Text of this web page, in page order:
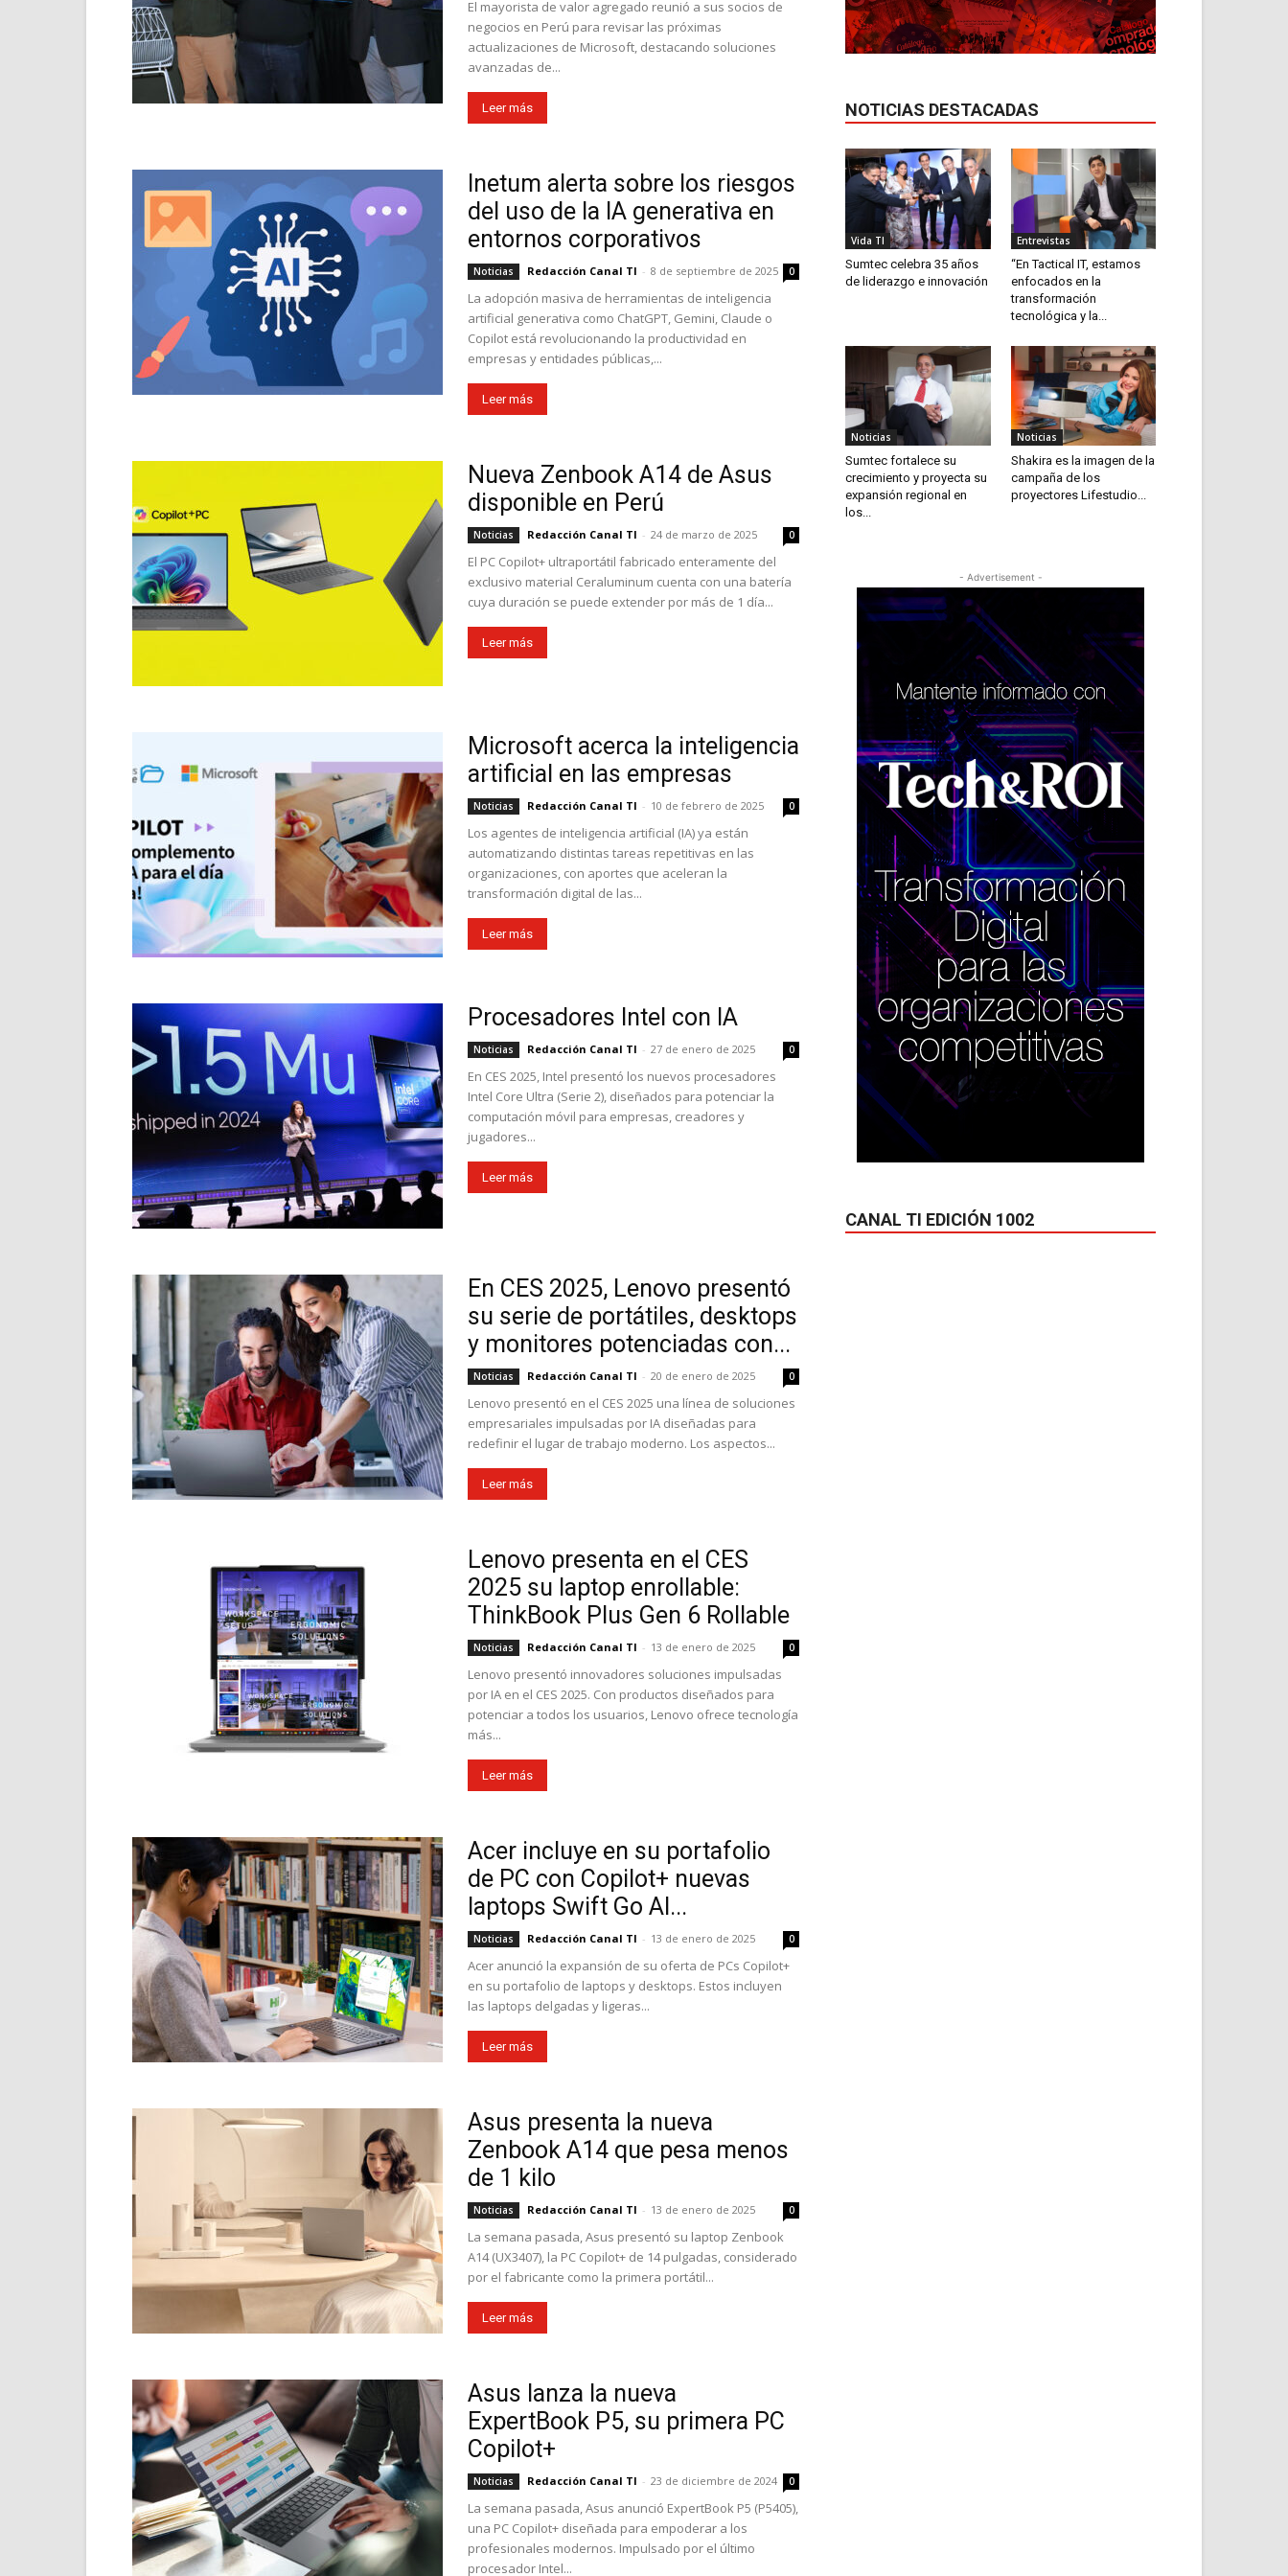
El mayorista de valor agregado reunió a sus socios de
negocios en Perú para revisar las próximas
actualizaciones de Microsoft, destacando soluciones
avanzadas de...
Leer más
Inetum alerta sobre los riesgos
del uso de la IA generativa en
entornos corporativos
Noticias Redacción Canal TI - 8 de septiembre de 2025 0
La adopción masiva de herramientas de inteligencia
artificial generativa como ChatGPT, Gemini, Claude o
Copilot está revolucionando la productividad en
empresas y entidades públicas,...
Leer más
Nueva Zenbook A14 de Asus
disponible en Perú
Noticias Redacción Canal TI - 24 de marzo de 2025 0
El PC Copilot+ ultraportátil fabricado enteramente del
exclusivo material Ceraluminum cuenta con una batería
cuya duración se puede extender por más de 1 día...
Leer más
Microsoft acerca la inteligencia
artificial en las empresas
Noticias Redacción Canal TI - 10 de febrero de 2025 0
Los agentes de inteligencia artificial (IA) ya están
automatizando distintas tareas repetitivas en las
organizaciones, con aportes que aceleran la
transformación digital de las...
Leer más
Procesadores Intel con IA
Noticias Redacción Canal TI - 27 de enero de 2025 0
En CES 2025, Intel presentó los nuevos procesadores
Intel Core Ultra (Serie 2), diseñados para potenciar la
computación móvil para empresas, creadores y
jugadores...
Leer más
En CES 2025, Lenovo presentó
su serie de portátiles, desktops
y monitores potenciadas con...
Noticias Redacción Canal TI - 20 de enero de 2025 0
Lenovo presentó en el CES 2025 una línea de soluciones
empresariales impulsadas por IA diseñadas para
redefinir el lugar de trabajo moderno. Los aspectos...
Leer más
Lenovo presenta en el CES
2025 su laptop enrollable:
ThinkBook Plus Gen 6 Rollable
Noticias Redacción Canal TI - 13 de enero de 2025 0
Lenovo presentó innovadores soluciones impulsadas
por IA en el CES 2025. Con productos diseñados para
potenciar a todos los usuarios, Lenovo ofrece tecnología
más...
Leer más
Acer incluye en su portafolio
de PC con Copilot+ nuevas
laptops Swift Go AI...
Noticias Redacción Canal TI - 13 de enero de 2025 0
Acer anunció la expansión de su oferta de PCs Copilot+
en su portafolio de laptops y desktops. Estos incluyen
las laptops delgadas y ligeras...
Leer más
Asus presenta la nueva
Zenbook A14 que pesa menos
de 1 kilo
Noticias Redacción Canal TI - 13 de enero de 2025 0
La semana pasada, Asus presentó su laptop Zenbook
A14 (UX3407), la PC Copilot+ de 14 pulgadas, considerado
por el fabricante como la primera portátil...
Leer más
Asus lanza la nueva
ExpertBook P5, su primera PC
Copilot+
Noticias Redacción Canal TI - 23 de diciembre de 2024 0
La semana pasada, Asus anunció ExpertBook P5 (P5405),
una PC Copilot+ diseñada para empoderar a los
profesionales modernos. Impulsado por el último
procesador Intel...
NOTICIAS DESTACADAS
Vida TI
Sumtec celebra 35 años
de liderazgo e innovación
Entrevistas
“En Tactical IT, estamos
enfocados en la
transformación
tecnológica y la...
Noticias
Sumtec fortalece su
crecimiento y proyecta su
expansión regional en
los...
Noticias
Shakira es la imagen de la
campaña de los
proyectores Lifestudio...
- Advertisement -
CANAL TI EDICIÓN 1002